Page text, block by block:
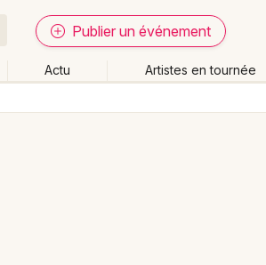
Publier un événement
Actu Artistes en tournée